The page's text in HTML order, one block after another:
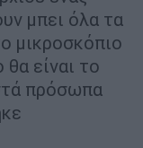
μπει όλα τα
μικροσκόπιο
είναι το
πρόσωπα